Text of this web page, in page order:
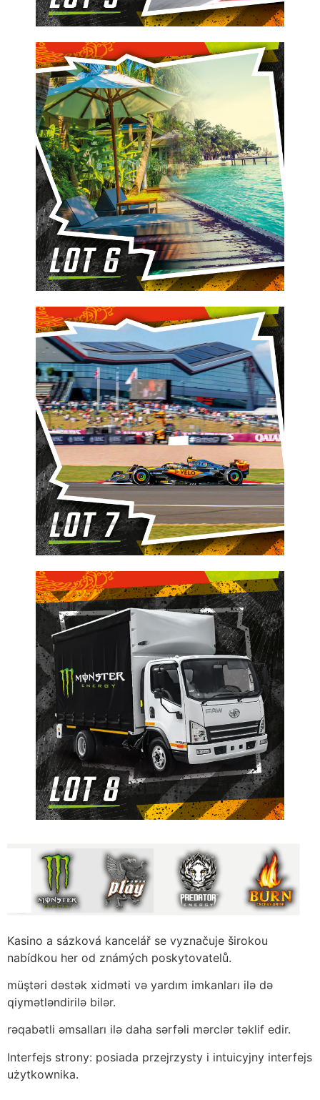
Kasino a sázková kancelář se vyznačuje širokou
nabídkou her od známých poskytovatelů.
müştəri dəstək xidməti və yardım imkanları ilə də
qiymətləndirilə bilər.
rəqabətli əmsalları ilə daha sərfəli mərclər təklif edir.
Interfejs strony: posiada przejrzysty i intuicyjny interfejs
użytkownika.